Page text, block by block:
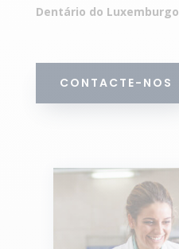
Dentário do Luxemburgo
CONTACTE-NOS